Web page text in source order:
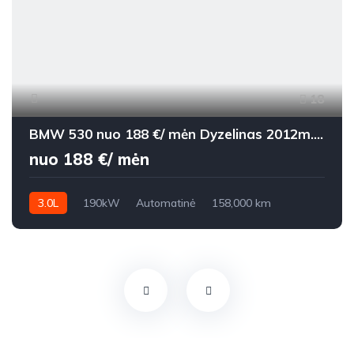
18
BMW 530 nuo 188 €/ mėn Dyzelinas 2012m. Universalas Automatinė
nuo 188 €/ mėn
3.0L 190kW Automatinė
158,000 km